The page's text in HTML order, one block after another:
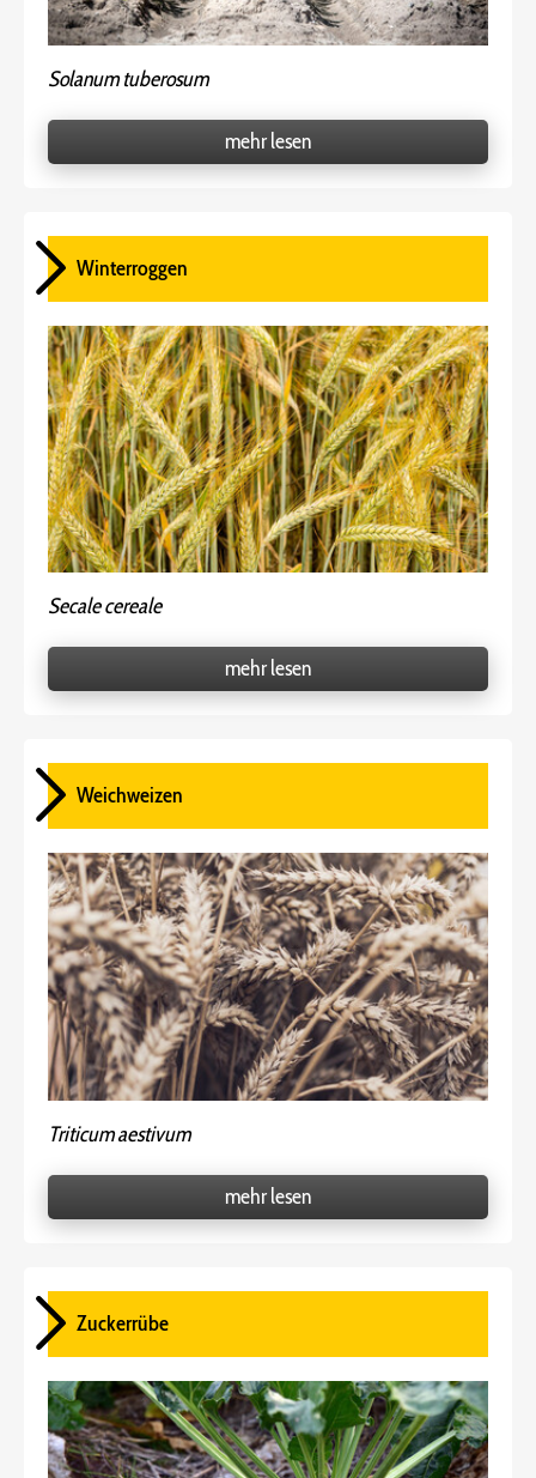
Solanum tuberosum
mehr lesen
Winterroggen
Secale cereale
mehr lesen
Weichweizen
Triticum aestivum
mehr lesen
Zuckerrübe